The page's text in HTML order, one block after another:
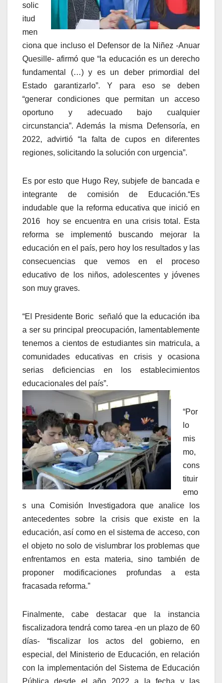
solic
itud
men
ciona que incluso el Defensor de la Niñez -Anuar
Quesille- afirmó que “la educación es un derecho
fundamental (…) y es un deber primordial del
Estado garantizarlo”. Y para eso se deben
“generar condiciones que permitan un acceso
oportuno y adecuado bajo cualquier
circunstancia”. Además la misma Defensoría, en
2022, advirtió “la falta de cupos en diferentes
regiones, solicitando la solución con urgencia”.
Es por esto que Hugo Rey, subjefe de bancada e
integrante de comisión de Educación.“Es
indudable que la reforma educativa que inició en
2016 hoy se encuentra en una crisis total. Esta
reforma se implementó buscando mejorar la
educación en el país, pero hoy los resultados y las
consecuencias que vemos en el proceso
educativo de los niños, adolescentes y jóvenes
son muy graves.
“El Presidente Boric señaló que la educación iba
a ser su principal preocupación, lamentablemente
tenemos a cientos de estudiantes sin matricula, a
comunidades educativas en crisis y ocasiona
serias deficiencias en los establecimientos
educacionales del país”.
“Por
lo
mis
mo,
cons
tituir
emo
s una Comisión Investigadora que analice los
antecedentes sobre la crisis que existe en la
educación, así como en el sistema de acceso, con
el objeto no solo de vislumbrar los problemas que
enfrentamos en esta materia, sino también de
proponer modificaciones profundas a esta
fracasada reforma.”
Finalmente, cabe destacar que la instancia
fiscalizadora tendrá como tarea -en un plazo de 60
días- “fiscalizar los actos del gobierno, en
especial, del Ministerio de Educación, en relación
con la implementación del Sistema de Educación
Pública desde el año 2022 a la fecha y las